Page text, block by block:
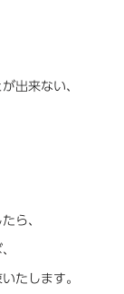
出来ない、
ら、
たします。